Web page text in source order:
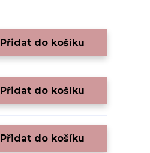
Přidat do košíku
Přidat do košíku
Přidat do košíku